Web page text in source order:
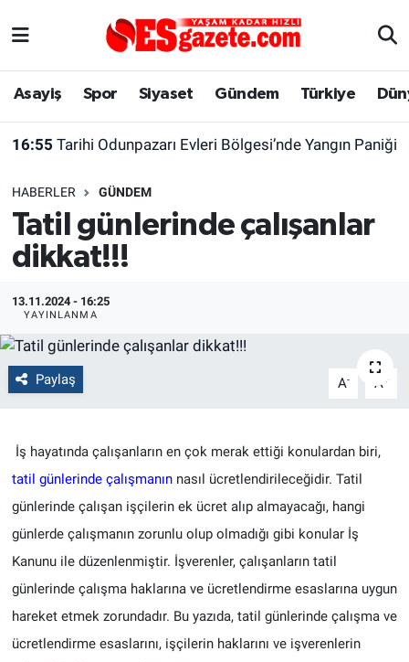
Asayiş Spor Siyaset Gündem Türkiye
16:55 Tarihi Odunpazarı Evleri Bölgesi’nde Yangın Paniği
HABERLER GÜNDEM
Tatil günlerinde çalışanlar
dikkat!!!
13.11.2024 - 16:25
YAYINLANMA
Paylaş A- A +
İş hayatında çalışanların en çok merak ettiği konulardan biri,
tatil günlerinde çalışmanınnasıl ücretlendirileceğidir. Tatil
günlerinde çalışan işçilerin ek ücret alıp almayacağı, hangi
günlerde çalışmanın zorunlu olup olmadığı gibi konular İş
Kanunu ile düzenlenmiştir. İşverenler, çalışanların tatil
günlerinde çalışma haklarına ve ücretlendirme esaslarına uygun
hareket etmek zorundadır. Bu yazıda, tatil günlerinde çalışma ve
ücretlendirme esaslarını, işçilerin haklarını ve işverenlerin
Asayiş
Gündem
Türkiye
Dünya
Sağlık
Alış-Veriş/İş dünyası
Yaşam
Eskişehirspor Arşivi
Eskişehir Arşivi
Röportaj
Ekonomi
Kültür Sanat
Politika
Bilecik
Kütahya
Gezi
Eskişehir Nöbetçi Eczaneler
Süper Lig Puan Durumu ve Fikstür
Tüm Manşetler
Son Dakika Haberleri
Haber Arşivi